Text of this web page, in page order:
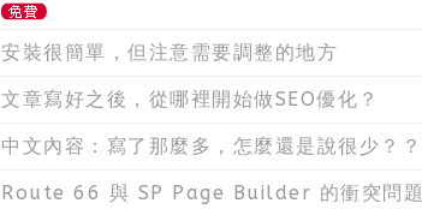
安裝很簡單，但注意需要調整的地方
文章寫好之後，從哪裡開始做SEO優化？
中文內容：寫了那麼多，怎麼還是說很少？？
Route 66 與 SP Page Builder 的衝突問題